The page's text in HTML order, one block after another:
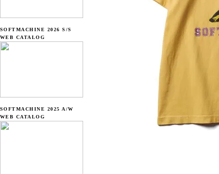
SOFTMACHINE 2026 S/S
WEB CATALOG
SOFTMACHINE 2025 A/W
WEB CATALOG